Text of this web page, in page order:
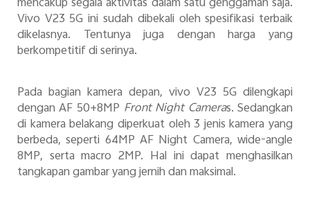
Vivo V23 5G ini sudah dibekali oleh spesifikasi terbaik
dikelasnya. Tentunya juga dengan harga yang
berkompetitif di serinya.
Pada bagian kamera depan, vivo V23 5G dilengkapi
dengan AF 50+8MP Front Night Cameras. Sedangkan
di kamera belakang diperkuat oleh 3 jenis kamera yang
berbeda, seperti 64MP AF Night Camera, wide-angle
8MP, serta macro 2MP. Hal ini dapat menghasilkan
tangkapan gambar yang jernih dan maksimal.